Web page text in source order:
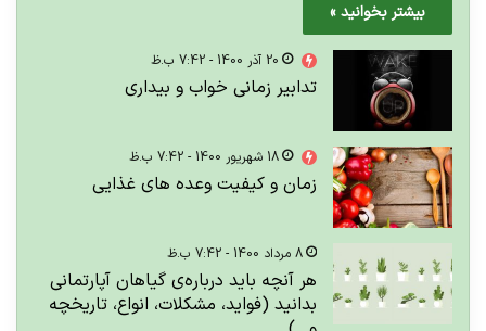
بیشتر بخوانید »
20 آذر 1400 - 7:42 ب.ظ
تدابیر زمانی خواب و بیداری
18 شهریور 1400 - 7:42 ب.ظ
زمان و کیفیت وعده های غذایی
8 مرداد 1400 - 7:42 ب.ظ
هر آنچه باید درباره‌ی گیاهان آپارتمانی
بدانید (فواید، مشکلات، انواع، تاریخچه